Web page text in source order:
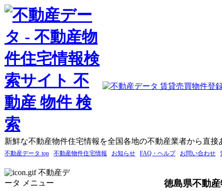
新鮮な不動産物件住宅情報を全国各地の不動産業者から直接
不動産データ top 不動産物件住宅情報 お知らせ FAQ・ヘルプ お問い合わせ
不動産デ
ータ メニュー
徳島県不動